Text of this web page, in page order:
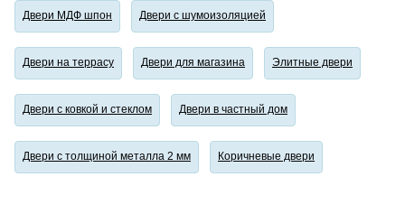
Двери МДФ шпон Двери с шумоизоляцией
Двери на террасу Двери для магазина Элитные двери
Двери с ковкой и стеклом Двери в частный дом
Двери с толщиной металла 2 мм Коричневые двери